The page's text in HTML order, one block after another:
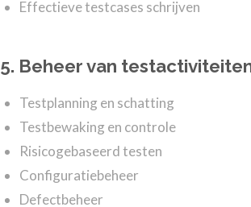
Effectieve testcases schrijven
5. Beheer van
Testplanning en schatting
Testbewaking en controle
Risicogebaseerd testen
Configuratiebeheer
Defectbeheer